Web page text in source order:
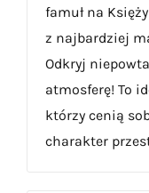
famuł na
z najbardziej
Odkryj
atmosferę! To
którzy cenią
charakter